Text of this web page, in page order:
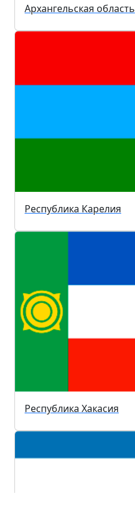
Архангельская область
Республика Карелия
Республика Хакасия